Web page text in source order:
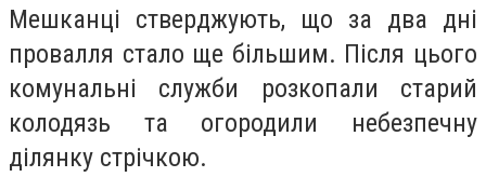
Мешканці стверджують, що за два дні
провалля стало ще більшим. Після цього
комунальні служби розкопали старий
колодязь та огородили небезпечну
ділянку стрічкою.